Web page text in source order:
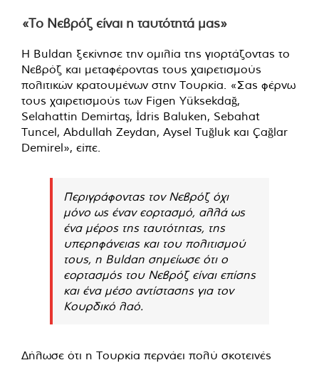
«Το Νεβρόζ είναι η ταυτότητά μας»
Η Buldan ξεκίνησε την ομιλία της γιορτάζοντας το
Νεβρόζ και μεταφέροντας τους χαιρετισμούς
πολιτικών κρατουμένων στην Τουρκία. «Σας φέρνω
τους χαιρετισμούς των Figen Yüksekdağ,
Selahattin Demirtaş, İdris Baluken, Sebahat
Tuncel, Abdullah Zeydan, Aysel Tuğluk και Çağlar
Demirel», είπε.
Περιγράφοντας τον Νεβρόζ όχι
μόνο ως έναν εορτασμό, αλλά ως
ένα μέρος της ταυτότητας, της
υπερηφάνειας και του πολιτισμού
τους, η Buldan σημείωσε ότι ο
εορτασμός του Νεβρόζ είναι επίσης
και ένα μέσο αντίστασης για τον
Κουρδικό λαό.
Δήλωσε ότι η Τουρκία περνάει πολύ σκοτεινές